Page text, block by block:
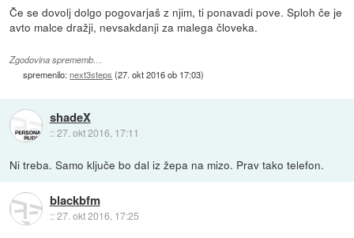
Če se dovolj dolgo pogovarjaš z njim, ti ponavadi pove. Sploh če je
avto malce dražji, nevsakdanji za malega človeka.
Zgodovina sprememb…
spremenilo:next3steps (27. okt 2016 ob 17:03)
shadeX
::27. okt 2016, 17:11
Ni treba. Samo ključe bo dal iz žepa na mizo. Prav tako telefon.
blackbfm
::27. okt 2016, 17:25